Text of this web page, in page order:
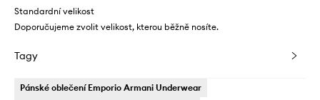
Standardní velikost
Doporučujeme zvolit velikost, kterou běžně nosíte.
Tagy
Pánské oblečení Emporio Armani Underwear